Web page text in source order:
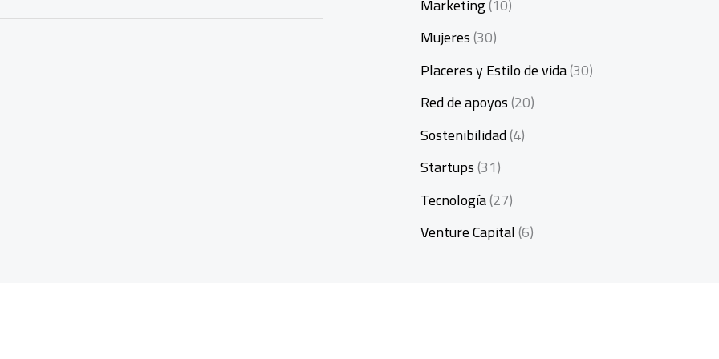
Mujeres(30)
Placeres y Estilo de vida(30)
Red de apoyos(20)
Sostenibilidad(4)
Startups(31)
Tecnología(27)
Venture Capital(6)